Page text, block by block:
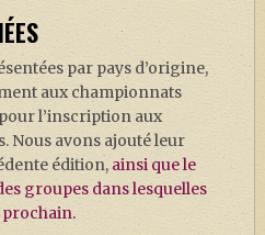
par pays d’origine,
aux championnats
l’inscription aux
Nous avons ajouté leur
édition, ainsi que le
groupes dans lesquelles
prochain.